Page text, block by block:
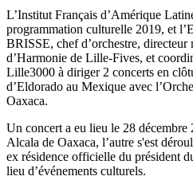
L’Institut Français d’Amérique
programmation culturelle 2019, et
BRISSE, chef d’orchestre, directeur
d’Harmonie de Lille-Fives, et
Lille3000 à diriger 2 concerts en
d’Eldorado au Mexique avec
Oaxaca.
Un concert a eu lieu le 28 décembre
Alcala de Oaxaca, l’autre s'est
ex résidence officielle du président
lieu d’événements culturels.